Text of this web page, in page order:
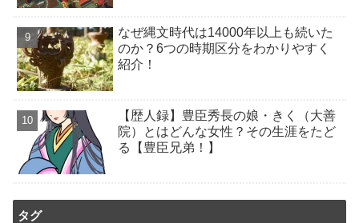
なぜ縄文時代は14000年以上も続いた
のか？6つの時期区分をわかりやすく
紹介！
【歴人録】豊臣秀長の娘・きく（大善
院）とはどんな女性？その生涯をたど
る【豊臣兄弟！】
タグ